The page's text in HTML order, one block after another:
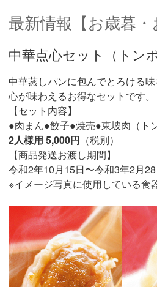
最新情報【お歳暮・
中華点心セット（トン
中華蒸しパンに包んでとろける
心が味わえるお得なセットです。
【セット内容】
●肉まん●餃子●焼売●東坡肉（ト
2人様用 5,000円 （税別）
【商品発送お渡し期間】
令和2年10月15日〜令和3年2月
※イメージ写真に使用している食